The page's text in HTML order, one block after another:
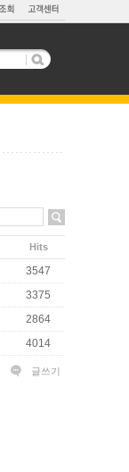
Hits
3547
3375
2864
4014
글쓰기